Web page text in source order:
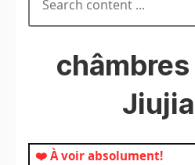
❤️ À voir absolument!